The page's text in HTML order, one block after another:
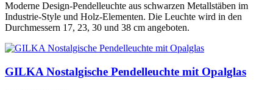
Moderne Design-Pendelleuchte aus schwarzen Metallstäben im
Industrie-Style und Holz-Elementen. Die Leuchte wird in den
Durchmessern 17, 23, 30 und 38 cm angeboten.
GILKA Nostalgische Pendelleuchte mit Opalglas